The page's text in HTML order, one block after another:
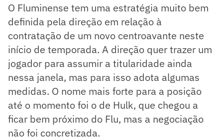
O Fluminense tem uma estratégia muito bem
definida pela direção em relação à
contratação de um novo centroavante neste
início de temporada. A direção quer trazer um
jogador para assumir a titularidade ainda
nessa janela, mas para isso adota algumas
medidas. O nome mais forte para a posição
até o momento foi o de Hulk, que chegou a
ficar bem próximo do Flu, mas a negociação
não foi concretizada.